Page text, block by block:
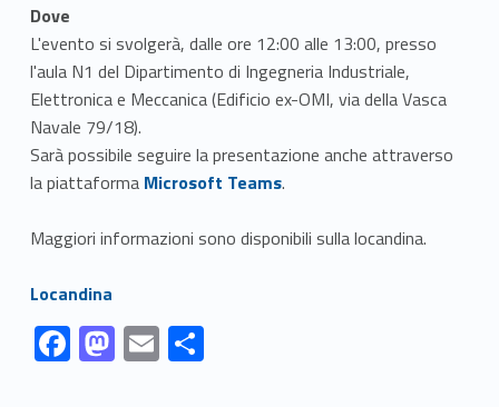
Dove
L'evento si svolgerà, dalle ore 12:00 alle 13:00, presso
l'aula N1 del Dipartimento di Ingegneria Industriale,
Elettronica e Meccanica (Edificio ex-OMI, via della Vasca
Navale 79/18).
Sarà possibile seguire la presentazione anche attraverso
la piattaforma Link identifier #identifier__101901-1
Microsoft Teams.
Maggiori informazioni sono disponibili sulla locandina.
Link identifier #identifier__5240-2Locandina
Link identifier #identifier__151491-1
F
ac
Link identifier #identifier__98851-2 M
as
Link identifier #identifier__111439-3 E
m
Link identifier #identifier__172667-4 S
h